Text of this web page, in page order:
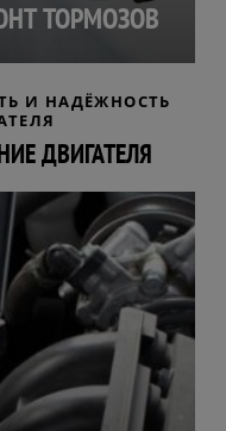
ТОРМОЗОВ
И НАДЁЖНОСТЬ
ДВИГАТЕЛЯ